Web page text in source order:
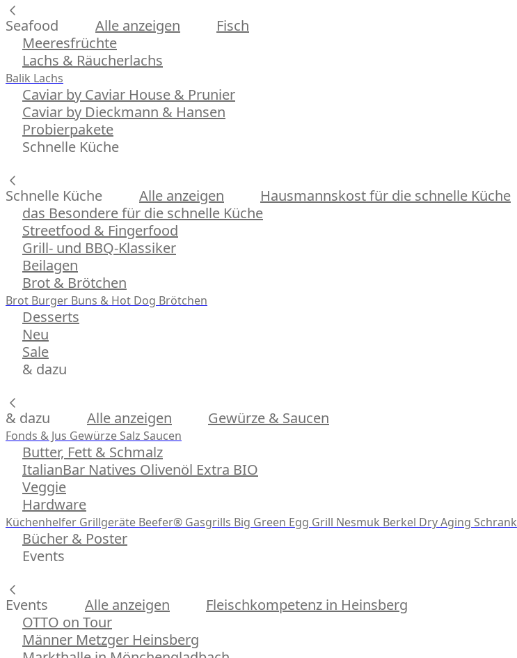
Seafood Alle anzeigen
Fisch
Meeresfrüchte
Lachs & Räucherlachs
Balik Lachs
Caviar by Caviar House & Prunier
Caviar by Dieckmann & Hansen
Probierpakete
Schnelle Küche
Schnelle Küche Alle anzeigen
Hausmannskost für die schnelle Küche
das Besondere für die schnelle Küche
Streetfood & Fingerfood
Grill- und BBQ-Klassiker
Beilagen
Brot & Brötchen
Brot Burger Buns & Hot Dog Brötchen
Desserts
Neu
Sale
& dazu
& dazu Alle anzeigen Gewürze & Saucen
Fonds & Jus Gewürze Salz Saucen
Butter, Fett & Schmalz
ItalianBar Natives Olivenöl Extra BIO
Veggie
Hardware
Küchenhelfer Grillgeräte Beefer® Gasgrills Big Green Egg Grill Nesmuk Berkel Dry Aging Schrank
Bücher & Poster
Events
Events Alle anzeigen
Fleischkompetenz in Heinsberg
OTTO on Tour
Männer Metzger Heinsberg